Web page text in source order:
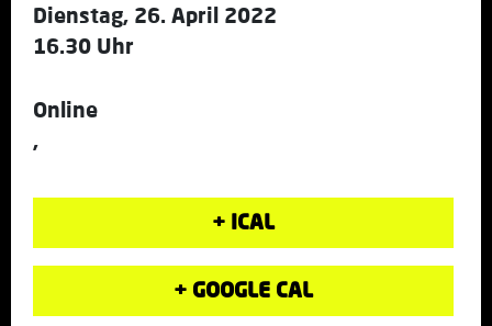
Dienstag, 26. April 2022
16.30 Uhr
Online
,
+ ICAL
+ GOOGLE CAL